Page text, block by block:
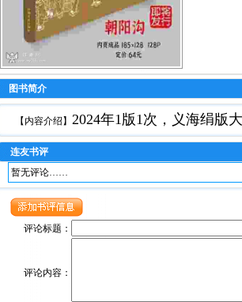
图书简介
【内容介绍】 2024年1版1次， 义海绢版
连友书评
暂无评论……
评论标题：
评论内容：